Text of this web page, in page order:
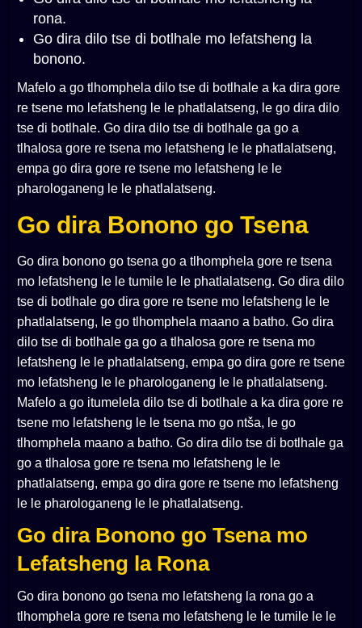
rona.
Go dira dilo tse di botlhale mo lefatsheng la
bonono.
Mafelo a go tlhomphela dilo tse di botlhale a ka dira gore
re tsene mo lefatsheng le le phatlalatseng, le go dira dilo
tse di botlhale. Go dira dilo tse di botlhale ga go a
tlhalosa gore re tsena mo lefatsheng le le phatlalatseng,
empa go dira gore re tsene mo lefatsheng le le
pharologaneng le le phatlalatseng.
Go dira Bonono go Tsena
Go dira bonono go tsena go a tlhomphela gore re tsena
mo lefatsheng le le tumile le le phatlalatseng. Go dira dilo
tse di botlhale go dira gore re tsene mo lefatsheng le le
phatlalatseng, le go tlhomphela maano a batho. Go dira
dilo tse di botlhale ga go a tlhalosa gore re tsena mo
lefatsheng le le phatlalatseng, empa go dira gore re tsene
mo lefatsheng le le pharologaneng le le phatlalatseng.
Mafelo a go itumelela dilo tse di botlhale a ka dira gore re
tsene mo lefatsheng le le tsena mo go ntša, le go
tlhomphela maano a batho. Go dira dilo tse di botlhale ga
go a tlhalosa gore re tsena mo lefatsheng le le
phatlalatseng, empa go dira gore re tsene mo lefatsheng
le le pharologaneng le le phatlalatseng.
Go dira Bonono go Tsena mo
Lefatsheng la Rona
Go dira bonono go tsena mo lefatsheng la rona go a
tlhomphela gore re tsena mo lefatsheng le le tumile le le